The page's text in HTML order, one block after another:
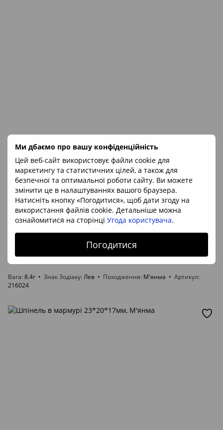
Ми дбаємо про вашу конфіденційність
Цей веб-сайт використовує файли cookie для
маркетингу та статистичних цілей, а також для
безпечної та оптимальної роботи сайту. Ви можете
змінити це в налаштуваннях вашого браузера.
Натисніть кнопку «Погодитися», щоб дати згоду на
використання файлів cookie. Детальніше можна
ознайомитися на сторінці Угода користувача.
Погодитися
Артикул: 216024
Шпінель в мармурі 26*23*15мм, М'янма
735 грн
В наявності
Вага 8.4г Знак Зодіаку Лев Походження М'янма
Артикул
216024